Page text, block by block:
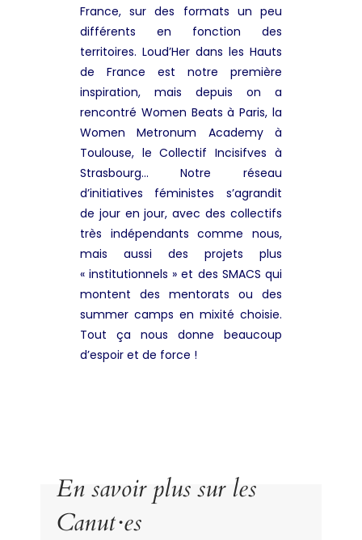
France, sur des formats un peu
différents en fonction des
territoires. Loud’Her dans les Hauts
de France est notre première
inspiration, mais depuis on a
rencontré Women Beats à Paris, la
Women Metronum Academy à
Toulouse, le Collectif Incisifves à
Strasbourg… Notre réseau
d’initiatives féministes s’agrandit
de jour en jour, avec des collectifs
très indépendants comme nous,
mais aussi des projets plus
« institutionnels » et des SMACS qui
montent des mentorats ou des
summer camps en mixité choisie.
Tout ça nous donne beaucoup
d’espoir et de force !
En savoir plus sur les
Canut·es